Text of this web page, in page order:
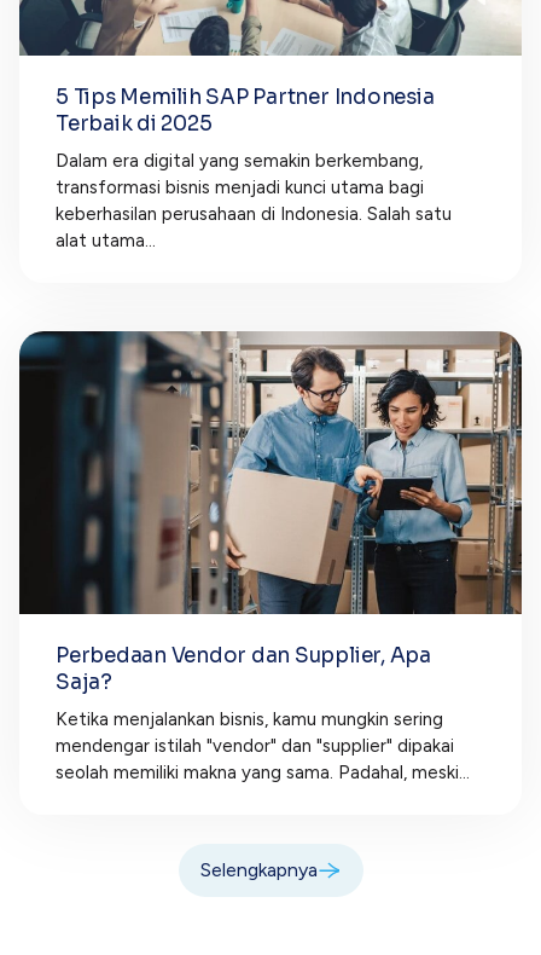
5 Tips Memilih SAP Partner Indonesia
Terbaik di 2025
Dalam era digital yang semakin berkembang,
transformasi bisnis menjadi kunci utama bagi
keberhasilan perusahaan di Indonesia. Salah satu
alat utama...
Perbedaan Vendor dan Supplier, Apa
Saja?
Ketika menjalankan bisnis, kamu mungkin sering
mendengar istilah "vendor" dan "supplier" dipakai
seolah memiliki makna yang sama. Padahal, meski...
Selengkapnya